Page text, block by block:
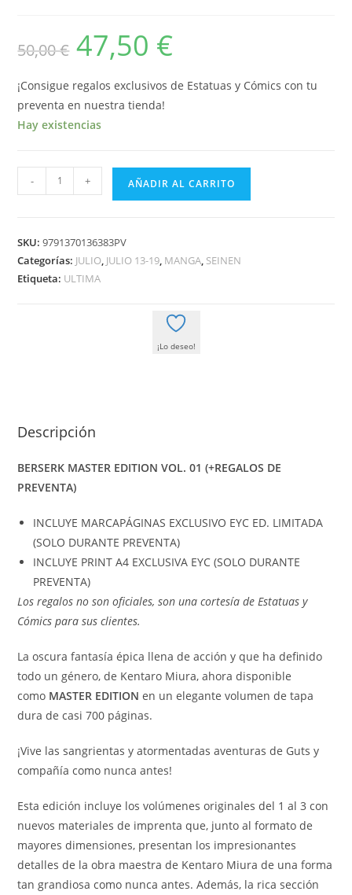
50,00€
El
precio
original
50,00 €.
47,50 €
47,50 €.
¡Consigue regalos exclusivos de Estatuas y Cómics con tu
preventa en nuestra tienda!
Hay existencias
BERSERK
MASTER
01
(+REGALOS
- + AÑADIR AL CARRITO
SKU:9791370136383PV
Categorías: JULIO, JULIO 13-19, MANGA, SEINEN
Etiqueta: ULTIMA
¡Lo deseo!
Descripción
BERSERK MASTER EDITION VOL. 01 (+REGALOS DE
PREVENTA)
INCLUYE MARCAPÁGINAS EXCLUSIVO EYC ED. LIMITADA
(SOLO DURANTE PREVENTA)
INCLUYE PRINT A4 EXCLUSIVA EYC (SOLO DURANTE
PREVENTA)
Los regalos no son oficiales, son una cortesía de Estatuas y
Cómics para sus clientes.
La oscura fantasía épica llena de acción y que ha definido
todo un género, de Kentaro Miura, ahora disponible
como MASTER EDITION en un elegante volumen de tapa
dura de casi 700 páginas.
¡Vive las sangrientas y atormentadas aventuras de Guts y
compañía como nunca antes!
Esta edición incluye los volúmenes originales del 1 al 3 con
nuevos materiales de imprenta que, junto al formato de
mayores dimensiones, presentan los impresionantes
detalles de la obra maestra de Kentaro Miura de una forma
tan grandiosa como nunca antes. Además, la rica sección